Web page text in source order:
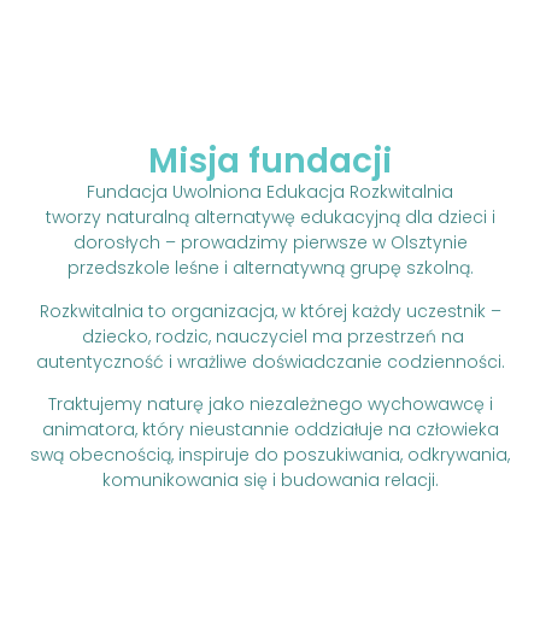
Misja fundacji
Fundacja Uwolniona Edukacja Rozkwitalnia
tworzy naturalną alternatywę edukacyjną dla dzieci i
dorosłych – prowadzimy pierwsze w Olsztynie
przedszkole leśne i alternatywną grupę szkolną.
Rozkwitalnia to organizacja, w której każdy uczestnik –
dziecko, rodzic, nauczyciel ma przestrzeń na
autentyczność i wrażliwe doświadczanie codzienności.
Traktujemy naturę jako niezależnego wychowawcę i
animatora, który nieustannie oddziałuje na człowieka
swą obecnością, inspiruje do poszukiwania, odkrywania,
komunikowania się i budowania relacji.